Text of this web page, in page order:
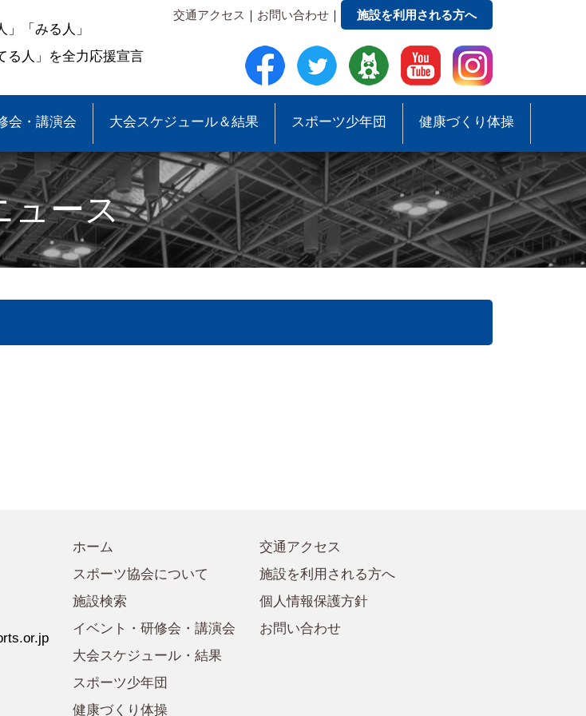
「みる人」
る人」を全力応援宣言
交通アクセス ｜ お問い合わせ ｜ 施設を利用される方へ
●事業報告
●事務局への質問・お問合せ
会・講演会 大会スケジュール＆結果 スポーツ少年団
●各種申請・報告書 ●スポーツ少年団助成事業
健康づくり体操
ュース
ホーム
スポーツ協会について
施設検索
イベント・研修会・講演会
大会スケジュール・結果
スポーツ少年団
健康づくり体操
交通アクセス
施設を利用される方へ
個人情報保護方針
お問い合わせ